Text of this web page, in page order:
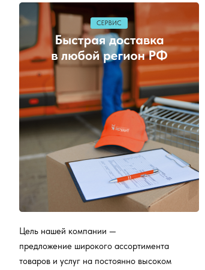
Цель нашей компании —
предложение широкого ассортимента
товаров и услуг на постоянно высоком